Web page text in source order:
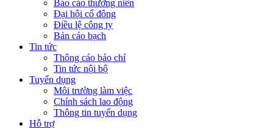
Báo cáo thường niên
Đại hội cổ đông
Điều lệ công ty
Bản cáo bạch
Tin tức
Thông cáo báo chí
Tin tức nội bộ
Tuyển dụng
Môi trường làm việc
Chính sách lao động
Thông tin tuyển dụng
Hỗ trợ